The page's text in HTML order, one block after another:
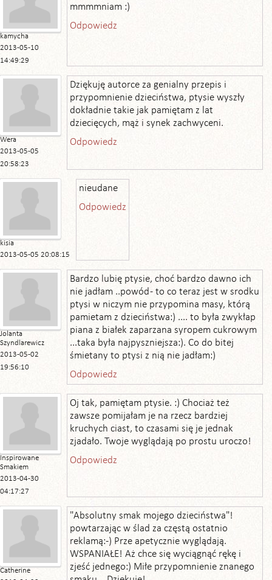
kamycha
2013-05-10
14:49:29
mmmmniam :)
Odpowiedz
Wera
2013-05-05
20:58:23
Dziękuję autorce za genialny przepis i
przypomnienie dzieciństwa, ptysie wyszły
dokładnie takie jak pamiętam z lat
dziecięcych, mąż i synek zachwyceni.
Odpowiedz
kisia
2013-05-05 20:08:15
nieudane
Odpowiedz
Jolanta
Szyndlarewicz
2013-05-02
19:56:10
Bardzo lubię ptysie, choć bardzo dawno ich
nie jadłam ..powód - to co teraz jest w srodku
ptysi w niczym nie przypomina masy, którą
pamietam z dzieciństwa:) .... to była zwykłap
piana z białek zaparzana syropem cukrowym
...taka była najpyszniejsza:). Co do bitej
śmietany to ptysi z nią nie jadłam:)
Odpowiedz
Inspirowane
Smakiem
2013-04-30
04:17:27
Oj tak, pamiętam ptysie. :) Chociaż też
zawsze pomijałam je na rzecz bardziej
kruchych ciast, to czasami się je jednak
zjadało. Twoje wyglądają po prostu uroczo!
Odpowiedz
Catherine
"Absolutny smak mojego dzieciństwa"!
powtarzając w ślad za częstą ostatnio
reklamą:-) Prze apetycznie wyglądają.
WSPANIAŁE! Aż chce się wyciągnąć rękę i
zjeść jednego:) Miłe przypomnienie znanego